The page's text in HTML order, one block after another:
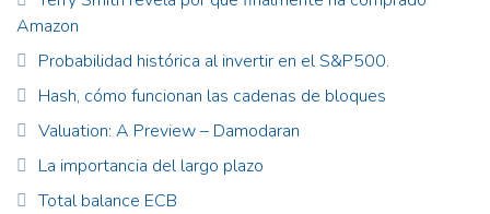
Amazon
Probabilidad histórica al invertir en el S&P500.
Hash, cómo funcionan las cadenas de bloques
Valuation: A Preview – Damodaran
La importancia del largo plazo
Total balance ECB